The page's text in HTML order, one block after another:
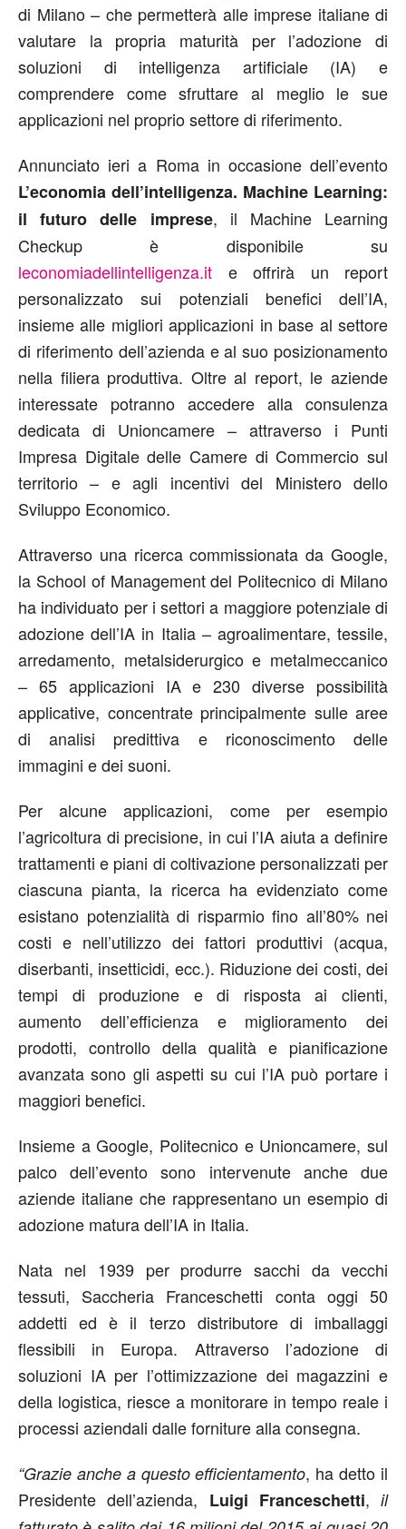
di Milano – che permetterà alle imprese italiane di
valutare la propria maturità per l’adozione di
soluzioni di intelligenza artificiale (IA) e
comprendere come sfruttare al meglio le sue
applicazioni nel proprio settore di riferimento.
Annunciato ieri a Roma in occasione dell’evento
L’economia dell’intelligenza. Machine Learning:
il futuro delle imprese, il Machine Learning
Checkup è disponibile su
leconomiadellintelligenza.it e offrirà un report
personalizzato sui potenziali benefici dell’IA,
insieme alle migliori applicazioni in base al settore
di riferimento dell’azienda e al suo posizionamento
nella filiera produttiva. Oltre al report, le aziende
interessate potranno accedere alla consulenza
dedicata di Unioncamere – attraverso i Punti
Impresa Digitale delle Camere di Commercio sul
territorio – e agli incentivi del Ministero dello
Sviluppo Economico.
Attraverso una ricerca commissionata da Google,
la School of Management del Politecnico di Milano
ha individuato per i settori a maggiore potenziale di
adozione dell’IA in Italia – agroalimentare, tessile,
arredamento, metalsiderurgico e metalmeccanico
– 65 applicazioni IA e 230 diverse possibilità
applicative, concentrate principalmente sulle aree
di analisi predittiva e riconoscimento delle
immagini e dei suoni.
Per alcune applicazioni, come per esempio
l’agricoltura di precisione, in cui l’IA aiuta a definire
trattamenti e piani di coltivazione personalizzati per
ciascuna pianta, la ricerca ha evidenziato come
esistano potenzialità di risparmio fino all’80% nei
costi e nell’utilizzo dei fattori produttivi (acqua,
diserbanti, insetticidi, ecc.). Riduzione dei costi, dei
tempi di produzione e di risposta ai clienti,
aumento dell’efficienza e miglioramento dei
prodotti, controllo della qualità e pianificazione
avanzata sono gli aspetti su cui l’IA può portare i
maggiori benefici.
Insieme a Google, Politecnico e Unioncamere, sul
palco dell’evento sono intervenute anche due
aziende italiane che rappresentano un esempio di
adozione matura dell’IA in Italia.
Nata nel 1939 per produrre sacchi da vecchi
tessuti, Saccheria Franceschetti conta oggi 50
addetti ed è il terzo distributore di imballaggi
flessibili in Europa. Attraverso l’adozione di
soluzioni IA per l’ottimizzazione dei magazzini e
della logistica, riesce a monitorare in tempo reale i
processi aziendali dalle forniture alla consegna.
“Grazie anche a questo efficientamento, ha detto il
Presidente dell’azienda, Luigi Franceschetti, il